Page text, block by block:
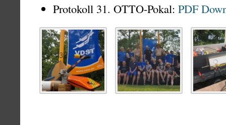
Protokoll 31. OTTO-Pokal: PDF